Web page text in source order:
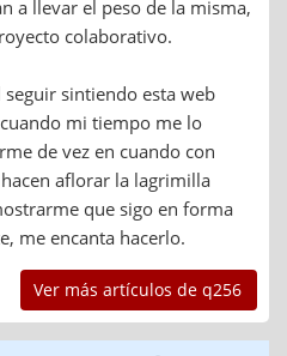
a llevar el peso de la misma,
colaborativo.
sintiendo esta web
mi tiempo me lo
de vez en cuando con
aflorar la lagrimilla
que sigo en forma
me encanta hacerlo.
Ver más artículos de q256